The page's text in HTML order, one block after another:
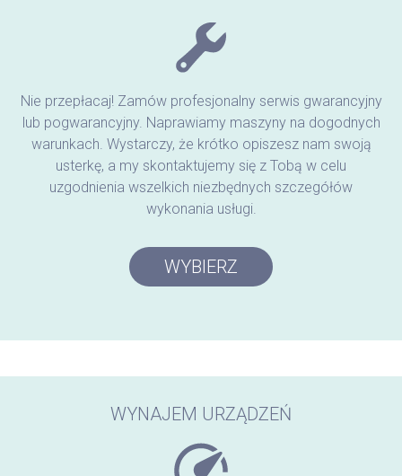
Nie przepłacaj! Zamów profesjonalny serwis gwarancyjny
lub pogwarancyjny. Naprawiamy maszyny na dogodnych
warunkach. Wystarczy, że krótko opiszesz nam swoją
usterkę, a my skontaktujemy się z Tobą w celu
uzgodnienia wszelkich niezbędnych szczegółów
wykonania usługi.
WYBIERZ
WYNAJEM URZĄDZEŃ